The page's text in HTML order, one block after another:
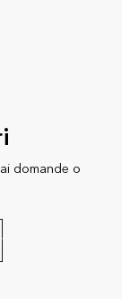
domande o